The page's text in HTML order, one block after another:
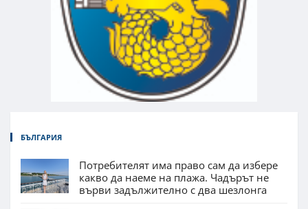
БЪЛГАРИЯ
Потребителят има право сам да избере
какво да наеме на плажа. Чадърът не
върви задължително с два шезлонга